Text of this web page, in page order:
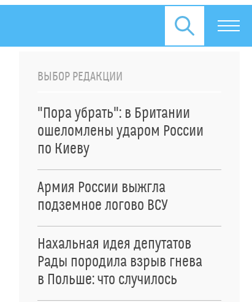
ВЫБОР РЕДАКЦИИ
"Пора убрать": в Британии
ошеломлены ударом России
по Киеву
Армия России выжгла
подземное логово ВСУ
Нахальная идея депутатов
Рады породила взрыв гнева
в Польше: что случилось